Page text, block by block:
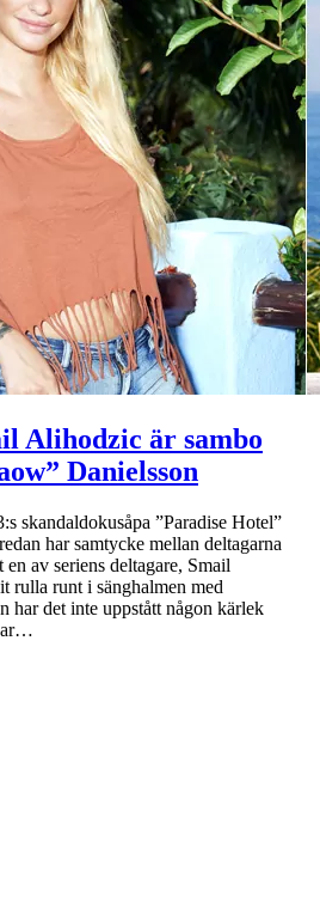
Alihodzic är sambo
Danielsson
skandaldokusåpa ”Paradise Hotel”
har samtycke mellan deltagarna
av seriens deltagare, Smail
rulla runt i sänghalmen med
har det inte uppstått någon kärlek